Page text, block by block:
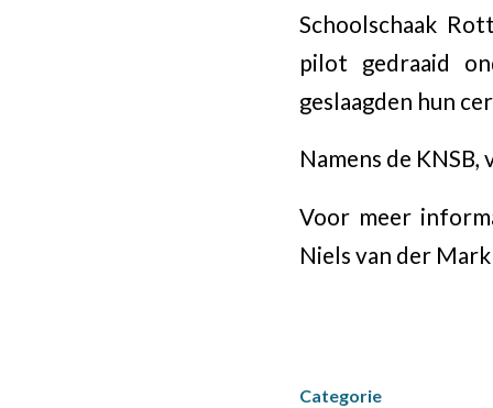
Schoolschaak
pilot gedraaid
geslaagden hun
Namens de
Voor meer
Niels van der
Categorie